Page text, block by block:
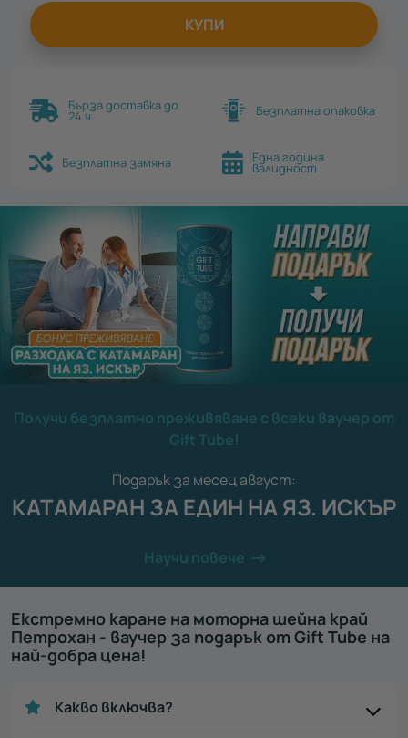
КУПИ
Бърза доставка до
24 ч. Безплатна опаковка
Безплатна замяна Една година
валидност
Получи безплатно преживяване с всеки ваучер от
Gift Tube!
Подарък за месец август:
КАТАМАРАН ЗА ЕДИН НА ЯЗ. ИСКЪР
Научи повече
Екстремно каране на моторна шейна край
Петрохан - ваучер за подарък от Gift Tube на
най-добра цена!
Какво включва?